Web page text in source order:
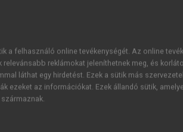
JELSZÓ
a felhasználó online tevékenységét. Az online
relevánsabb reklámokat jeleníthetnek meg, és
láthat egy hirdetést. Ezek a sütik más
ezeket az információkat. Ezek állandó sütik,